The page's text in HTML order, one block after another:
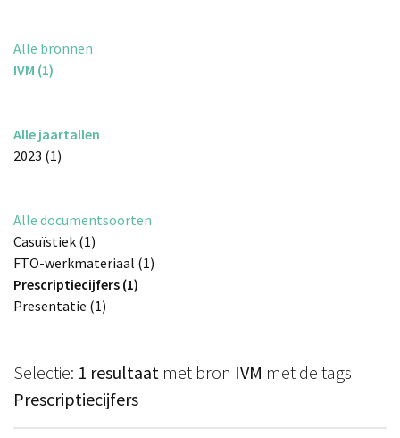
Alle bronnen
IVM (1)
Alle jaartallen
2023 (1)
Alle documentsoorten
Casuïstiek (1)
FTO-werkmateriaal (1)
Prescriptiecijfers (1)
Presentatie (1)
Selectie: 1 resultaat met bron IVM met de tags
Prescriptiecijfers